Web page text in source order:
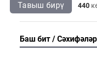
Тавыш бирү 440
Баш бит Сәхифәләр